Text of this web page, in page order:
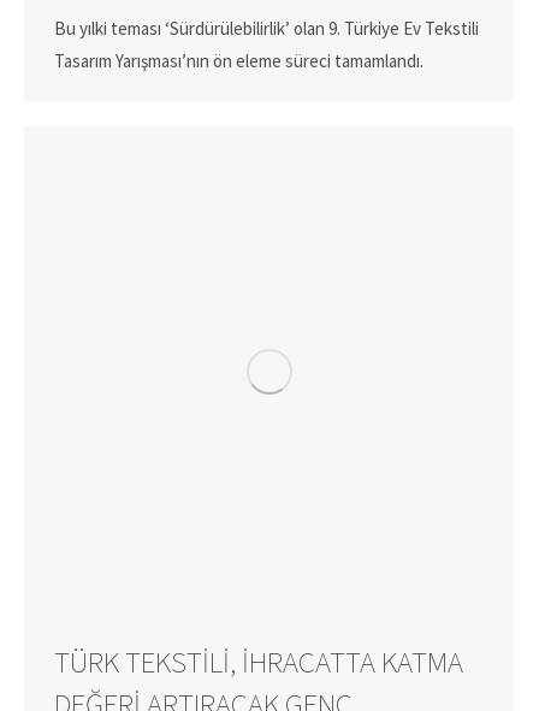
Bu yılki teması ‘Sürdürülebilirlik’ olan 9. Türkiye Ev Tekstili
Tasarım Yarışması’nın ön eleme süreci tamamlandı.
TÜRK TEKSTILI, IHRACATTA KATMA